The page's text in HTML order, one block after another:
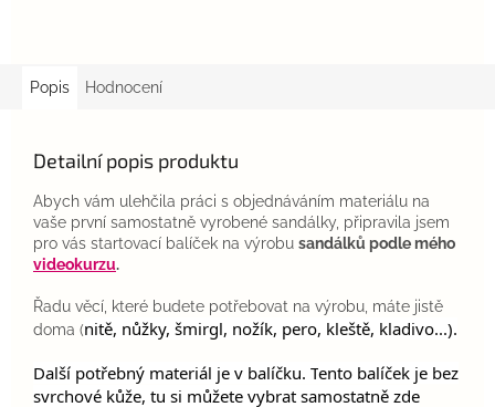
Popis Hodnocení
Detailní popis produktu
Abych vám ulehčila práci s objednáváním materiálu na
vaše první samostatně vyrobené sandálky, připravila jsem
pro vás startovací balíček na výrobu sandálků podle mého
videokurzu.
Řadu věcí, které budete potřebovat na výrobu, máte jistě
doma (nitě, nůžky, šmirgl, nožík, pero, kleště, kladivo...).
Další potřebný materiál je v balíčku. Tento balíček je bez
svrchové kůže, tu si můžete vybrat samostatně zde